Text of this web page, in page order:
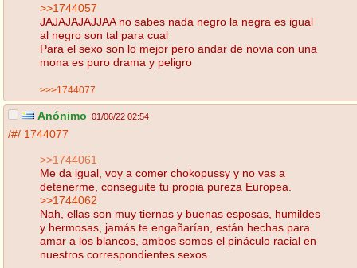
>>1744057
JAJAJAJAJJAA no sabes nada negro la negra es igual
al negro son tal para cual
Para el sexo son lo mejor pero andar de novia con una
mona es puro drama y peligro
>>>1744077
Anónimo 01/06/22 02:54
/#/ 1744077
>>1744061
Me da igual, voy a comer chokopussy y no vas a
detenerme, conseguite tu propia pureza Europea.
>>1744062
Nah, ellas son muy tiernas y buenas esposas, humildes
y hermosas, jamás te engañarían, están hechas para
amar a los blancos, ambos somos el pináculo racial en
nuestros correspondientes sexos.